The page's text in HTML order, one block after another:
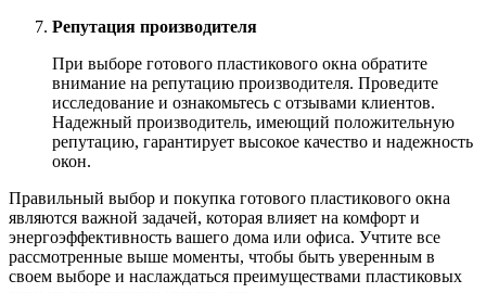
Репутация производителя
При выборе готового пластикового окна обратите
внимание на репутацию производителя. Проведите
исследование и ознакомьтесь с отзывами клиентов.
Надежный производитель, имеющий положительную
репутацию, гарантирует высокое качество и надежность
окон.
Правильный выбор и покупка готового пластикового окна
являются важной задачей, которая влияет на комфорт и
энергоэффективность вашего дома или офиса. Учтите все
рассмотренные выше моменты, чтобы быть уверенным в
своем выборе и наслаждаться преимуществами пластиковых